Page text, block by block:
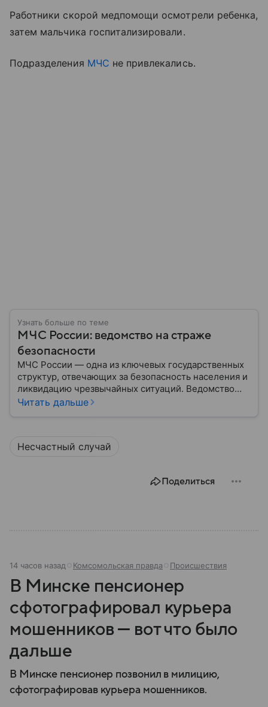
Работники скорой медпомощи осмотрели ребенка,
затем мальчика госпитализировали.
Подразделения МЧС не привлекались.
Узнать больше по теме
МЧС России: ведомство на страже
безопасности
МЧС России — одна из ключевых государственных
структур, отвечающих за безопасность населения и
ликвидацию чрезвычайных ситуаций. Ведомство
играет важную роль в защите граждан от
задачи выполняет и какую роль играет в
Читать дальше
Несчастный случай
Поделиться
14 часов назад Комсомольская правда Происшествия
В Минске пенсионер
сфотографировал курьера
мошенников — вот что было
дальше
В Минске пенсионер позвонил в милицию,
сфотографировав курьера мошенников.